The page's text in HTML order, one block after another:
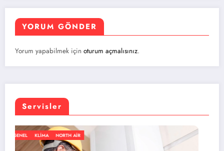
YORUM GÖNDER
Yorum yapabilmek için oturum açmalısınız.
Servisler
GENEL KLIMA